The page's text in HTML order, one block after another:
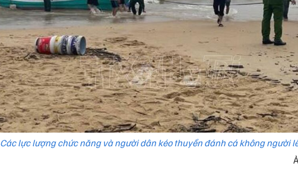
Các lực lượng chức năng và người dân kéo thuyền đánh cá không người